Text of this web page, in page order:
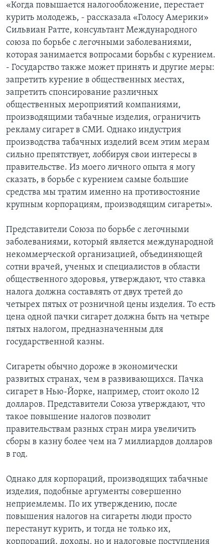
«Когда повышается налогообложение, перестает
курить молодежь, - рассказала «Голосу Америки»
Сильвиан Ратте, консультант Международного
союза по борьбе с легочными заболеваниями,
которая занимается вопросами борьбы с курением.
- Государство также может принять и другие меры:
запретить курение в общественных местах,
запретить спонсирование различных
общественных мероприятий компаниями,
производящими табачные изделия, ограничить
рекламу сигарет в СМИ. Однако индустрия
производства табачных изделий всем этим мерам
сильно препятствует, лоббируя свои интересы в
правительстве. Из моего личного опыта я могу
сказать, в борьбе с курением самые большие
средства мы тратим именно на противостояние
крупным корпорациям, производящим сигареты».
Представители Союза по борьбе с легочными
заболеваниями, который является международной
некоммерческой организацией, объединяющей
сотни врачей, ученых и специалистов в области
общественного здоровья, утверждают, что ставка
налога должна составлять от двух третей до
четырех пятых от розничной цены изделия. То есть
цена одной пачки сигарет должна быть на четыре
пятых налогом, предназначенным для
государственной казны.
Сигареты обычно дороже в экономически
развитых странах, чем в развивающихся. Пачка
сигарет в Нью-Йорке, например, стоит около 12
долларов. Представители Союза утверждают, что
такое повышение налогов позволит
правительствам разных стран мира увеличить
сборы в казну более чем на 7 миллиардов долларов
в год.
Однако для корпораций, производящих табачные
изделия, подобные аргументы совершенно
неприемлемы. По их утверждению, после
повышения налогов на сигареты люди просто
перестанут курить, и тогда не только их,
корпораций, доходы, но и налоговые поступления